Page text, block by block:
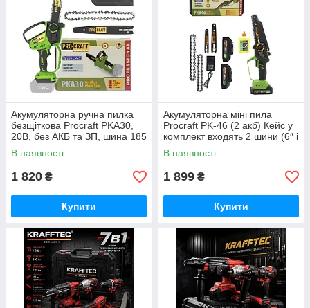
Акумуляторна ручна пилка
безщіткова Procraft PKA30,
20В, без АКБ та ЗП, шина 185
мм Німеччина
В наявності
1 820 ₴
Купити
Акумуляторна міні пила
Procraft PK-46 (2 акб) Кейс у
комплект входять 2 шини (6″ і
8″) та 2 ланцюги
В наявності
1 899 ₴
Купити